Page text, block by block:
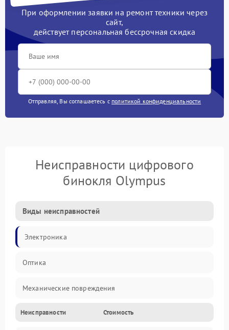
При оформлении заявки на ремонт техники через
сайт,
действует персональная бессрочная скидка
Отправляя, Вы соглашаетесь с политикой конфиденциальности
Неисправности цифрового
бинокля Olympus
Виды неисправностей
Электроника
Оптика
Механические повреждения
Видео
Неисправности Стоимость